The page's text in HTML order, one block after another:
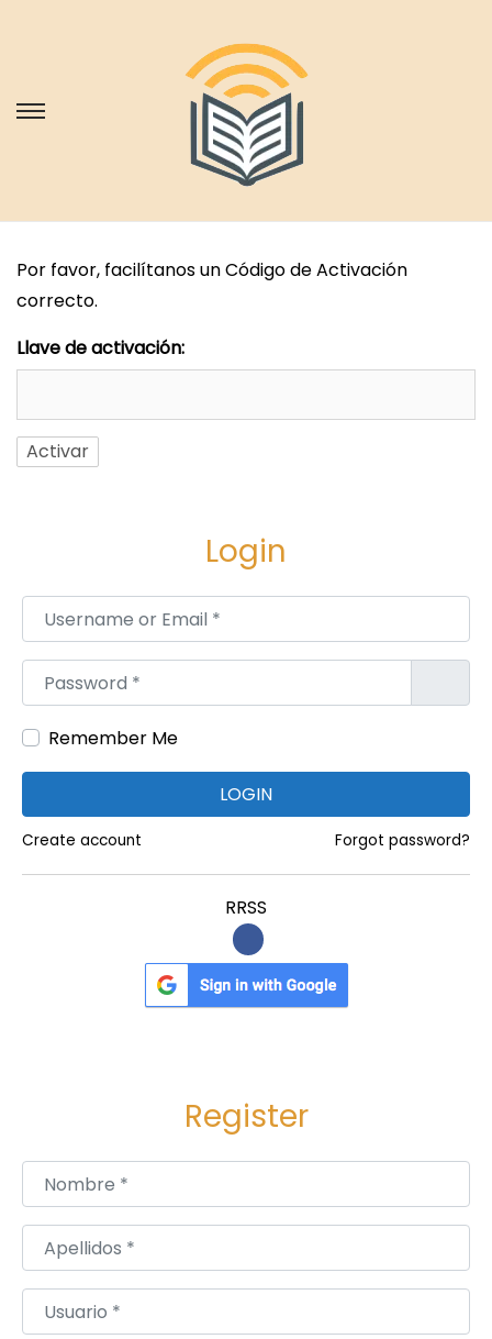
S
a
l
t
r
a
a
ó
S
a
l
t
r
c
i
Por favor, facilítanos un Código de Activación
correcto.
Llave de activación:
Login
Username or Email*
Password*
Remember Me
LOGIN
Create account Forgot password?
RRSS
Register
Nombre*
Apellidos*
Usuario*